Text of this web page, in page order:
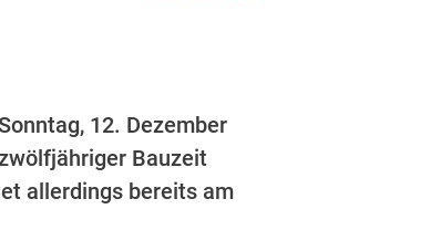
12. Dezember
Bauzeit
allerdings bereits am